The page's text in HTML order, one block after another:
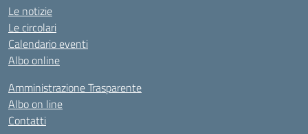
Le notizie
Le circolari
Calendario eventi
Albo online
Amministrazione Trasparente
Albo on line
Contatti